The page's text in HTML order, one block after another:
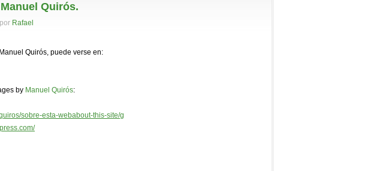
Quirós.
Rafael
Quirós, puede verse en:
by Manuel Quirós:
sobre-esta-webabout-this-site/g